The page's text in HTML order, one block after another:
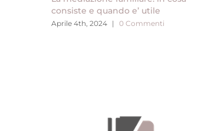
consiste e quando e’ utile
Aprile 4th, 2024 | 0 Commenti